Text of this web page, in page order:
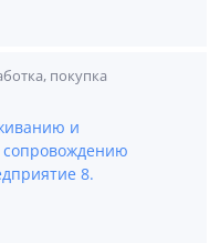
покупка
и
8.